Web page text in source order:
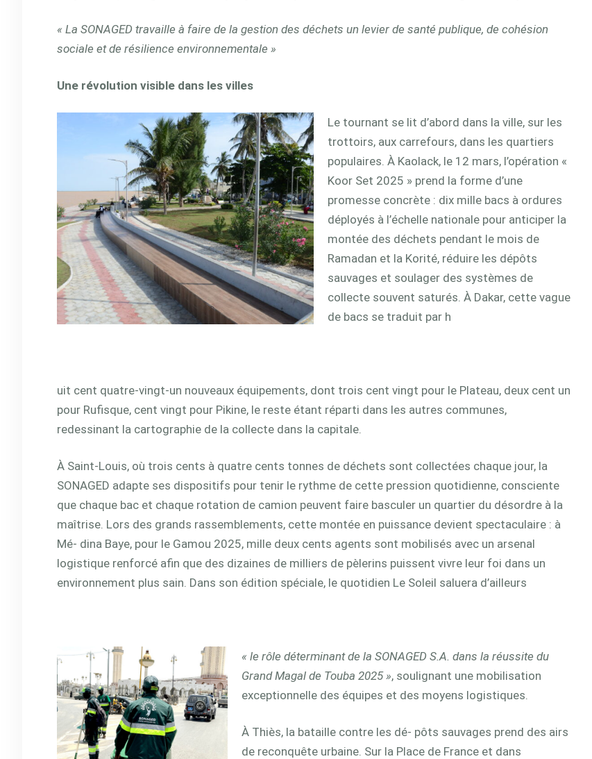
« La SONAGED travaille à faire de la gestion des déchets un levier de santé publique, de cohésion
sociale et de résilience environnementale »
Une révolution visible dans les villes
Le tournant se lit d’abord dans la ville, sur les
trottoirs, aux carrefours, dans les quartiers
populaires. À Kaolack, le 12 mars, l’opération «
Koor Set 2025 » prend la forme d’une
promesse concrète : dix mille bacs à ordures
déployés à l’échelle nationale pour anticiper la
montée des déchets pendant le mois de
Ramadan et la Korité, réduire les dépôts
sauvages et soulager des systèmes de
collecte souvent saturés. À Dakar, cette vague
de bacs se traduit par h
uit cent quatre-vingt-un nouveaux équipements, dont trois cent vingt pour le Plateau, deux cent un
pour Rufisque, cent vingt pour Pikine, le reste étant réparti dans les autres communes,
redessinant la cartographie de la collecte dans la capitale.
À Saint-Louis, où trois cents à quatre cents tonnes de déchets sont collectées chaque jour, la
SONAGED adapte ses dispositifs pour tenir le rythme de cette pression quotidienne, consciente
que chaque bac et chaque rotation de camion peuvent faire basculer un quartier du désordre à la
maîtrise. Lors des grands rassemblements, cette montée en puissance devient spectaculaire : à
Mé- dina Baye, pour le Gamou 2025, mille deux cents agents sont mobilisés avec un arsenal
logistique renforcé afin que des dizaines de milliers de pèlerins puissent vivre leur foi dans un
environnement plus sain. Dans son édition spéciale, le quotidien Le Soleil saluera d’ailleurs
« le rôle déterminant de la SONAGED S.A. dans la réussite du
Grand Magal de Touba 2025 », soulignant une mobilisation
exceptionnelle des équipes et des moyens logistiques.
À Thiès, la bataille contre les dé- pôts sauvages prend des airs
de reconquête urbaine. Sur la Place de France et dans